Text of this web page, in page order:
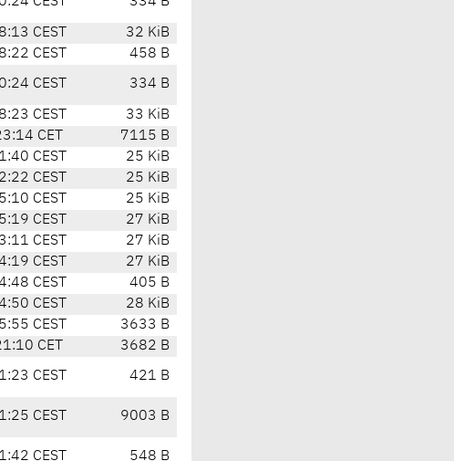
CEST
32 KiB
CEST
458 B
CEST 334 B
CEST
33 KiB
CET
7115 B
CEST
25 KiB
CEST
25 KiB
CEST
25 KiB
CEST
27 KiB
CEST
27 KiB
CEST
27 KiB
CEST
405 B
CEST
28 KiB
CEST
3633 B
CET
3682 B
CEST 421 B
CEST 9003 B
CEST 548 B